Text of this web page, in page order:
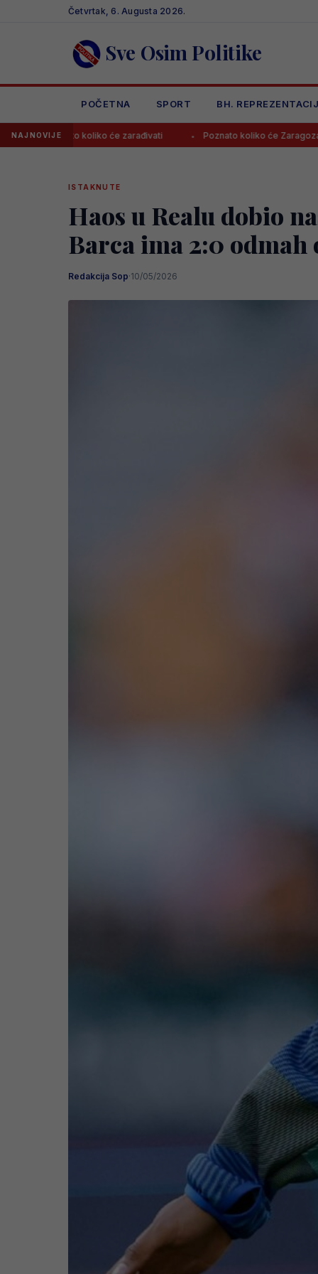
Četvrtak, 6. Augusta 2026.
Sve Osim Politike
POČETNA SPORT BH.
NAJNOVIJE
koliko će zarađivati Poznato koliko će Zaragoza zaraditi
ISTAKNUTE
Haos u Realu dobio
Barca ima 2:0
Redakcija Sop·10/05/2026